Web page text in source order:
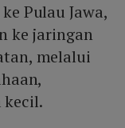
Pulau Jawa,
ke jaringan
melalui
kecil.